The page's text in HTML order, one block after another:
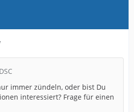
immer zündeln, oder bist Du
interessiert? Frage für einen